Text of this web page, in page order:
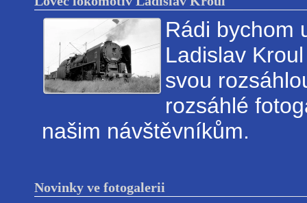
Rádi bychom
Ladislav
svou
rozsáhlé
našim návštěvníkům.
Novinky ve fotogalerii